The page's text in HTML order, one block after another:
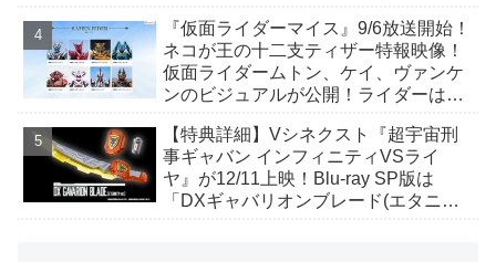
か12点！
『仮面ライダーマイス』9/6放送開始！
ネコが王の十二支ティザー特報映像！
仮面ライダームトン、ケイ、ヴァンケ
ンのビジュアルが公開！ライダーは子
【特典詳細】Vシネクスト『超宇宙刑
事ギャバン インフィニティVSライ
ヤ』が12/11上映！Blu-ray SP版は
「DXギャバリオンブレード(エタニテ